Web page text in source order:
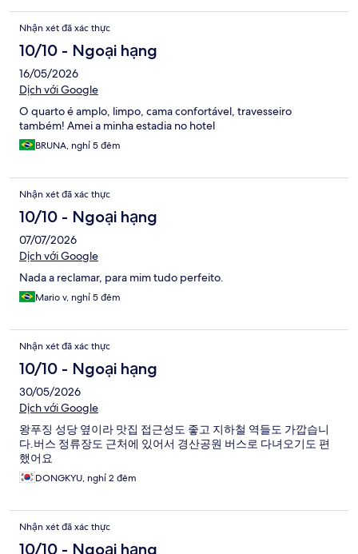
Nhận xét đã xác thực
10/10 - Ngoại hạng
16/05/2026
Dịch với Google
O quarto é amplo, limpo, cama confortável, travesseiro
também! Amei a minha estadia no hotel
BRUNA, nghỉ 5 đêm
Nhận xét đã xác thực
10/10 - Ngoại hạng
07/07/2026
Dịch với Google
Nada a reclamar, para mim tudo perfeito.
Mario v, nghỉ 5 đêm
Nhận xét đã xác thực
10/10 - Ngoại hạng
30/05/2026
Dịch với Google
왕푸징 성당 옆이라 맛집 접근성도 좋고 지하철 역들도 가깝습니
다.버스 정류장도 근처에 있어서 경산공원 버스로 다녀오기도 편
했어요
DONGKYU, nghỉ 2 đêm
Nhận xét đã xác thực
10/10 - Ngoại hạng